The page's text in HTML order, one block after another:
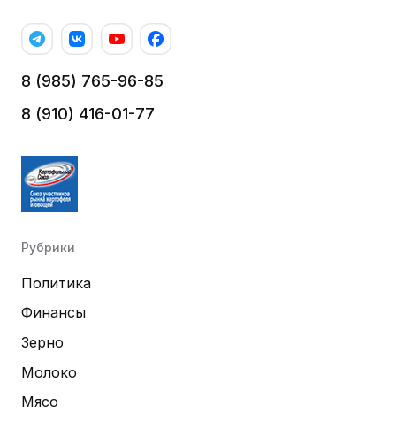
8 (985) 765-96-85
8 (910) 416-01-77
Рубрики
Политика
Финансы
Зерно
Молоко
Мясо